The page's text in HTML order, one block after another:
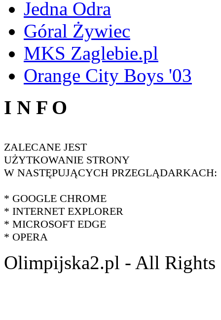
Jedna Odra
Góral Żywiec
MKS Zaglebie.pl
Orange City Boys '03
I N F O
ZALECANE JEST
UŻYTKOWANIE STRONY
W NASTĘPUJĄCYCH PRZEGLĄDARKACH:
* GOOGLE CHROME
* INTERNET EXPLORER
* MICROSOFT EDGE
* OPERA
Olimpijska2.pl - All Rights